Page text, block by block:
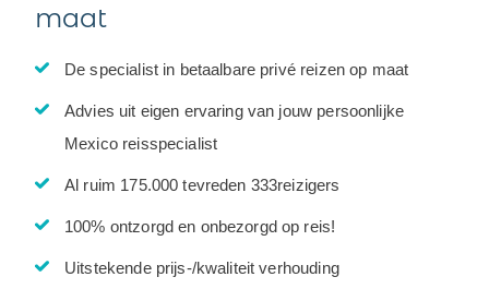
maat
De specialist in betaalbare privé reizen op maat
Advies uit eigen ervaring van jouw persoonlijke
Mexico reisspecialist
Al ruim 175.000 tevreden 333reizigers
100% ontzorgd en onbezorgd op reis!
Uitstekende prijs-/kwaliteit verhouding